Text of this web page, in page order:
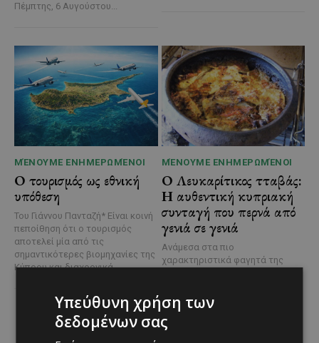
Πέμπτης, 6 Αυγούστου...
ΜΈΝΟΥΜΕ ΕΝΗΜΕΡΩΜΈΝΟΙ
Ο τουρισμός ως εθνική
υπόθεση
Του Γιάννου Πανταζή* Είναι κοινή
πεποίθηση ότι ο τουρισμός
αποτελεί μία από τις
σημαντικότερες βιομηχανίες της
Κύπρου και διαχρονικά...
ΜΈΝΟΥΜΕ ΕΝΗΜΕΡΩΜΈΝΟΙ
Ο Λευκαρίτικος τταβάς:
Η αυθεντική κυπριακή
συνταγή που περνά από
γενιά σε γενιά
Ανάμεσα στα πιο
χαρακτηριστικά φαγητά της
Λευκαρίτικος τταβάς, ένα
φαγητό που συνδέεται
άρρηκτα...
Υπεύθυνη χρήση των
δεδομένων σας